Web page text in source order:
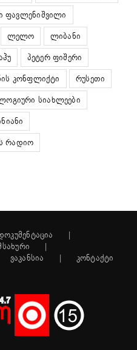
ფავლენიშვილი
ლელო
ლიბანი
პეტერ ფიშერი
კონფლიქტი
რუსეთი
სიახლეები
რადიო
ვაკანსია კონტაქტი